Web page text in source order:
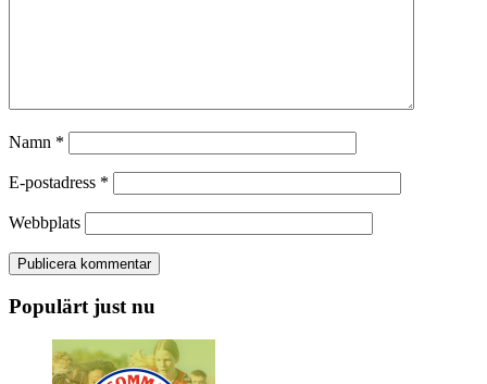
Namn *
E-postadress *
Webbplats
Populärt just nu